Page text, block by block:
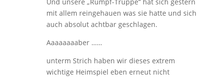
mit allem reingehauen was sie hatte und sich
auch absolut achtbar geschlagen.
Aaaaaaaaber ……
unterm Strich haben wir dieses extrem
wichtige Heimspiel eben erneut nicht